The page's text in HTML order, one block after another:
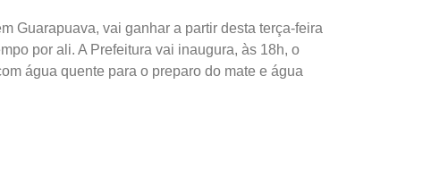
Guarapuava, vai ganhar a partir desta terça-feira
por ali. A Prefeitura vai inaugura, às 18h, o
água quente para o preparo do mate e água